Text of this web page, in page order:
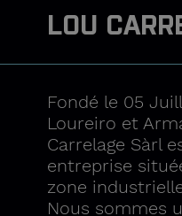
LOU
Fondé le 05
Loureiro et
Carrelage Sàrl
entreprise
zone
Nous sommes